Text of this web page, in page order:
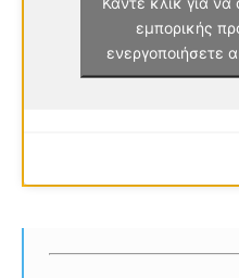
εμπορικής
ενεργοποιήσετε